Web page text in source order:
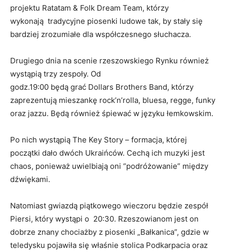
projektu Ratatam & Folk Dream Team, którzy
wykonają tradycyjne piosenki ludowe tak, by stały się
bardziej zrozumiałe dla współczesnego słuchacza.
Drugiego dnia na scenie rzeszowskiego Rynku również
wystąpią trzy zespoły. Od
godz.19:00 będą grać Dollars Brothers Band, którzy
zaprezentują mieszankę rock’n’rolla, bluesa, regge, funky
oraz jazzu. Będą również śpiewać w języku łemkowskim.
Po nich wystąpią The Key Story – formacja, której
początki dało dwóch Ukraińców. Cechą ich muzyki jest
chaos, ponieważ uwielbiają oni “podróżowanie” między
dźwiękami.
Natomiast gwiazdą piątkowego wieczoru będzie zespół
Piersi, który wystąpi o 20:30. Rzeszowianom jest on
dobrze znany chociażby z piosenki „Bałkanica”, gdzie w
teledysku pojawiła się właśnie stolica Podkarpacia oraz